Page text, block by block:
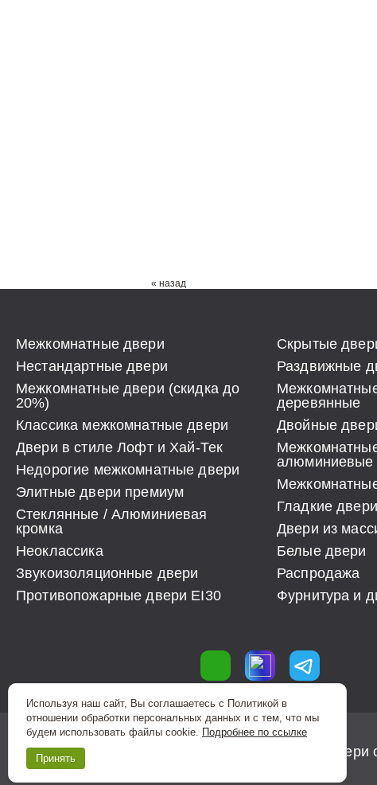
« назад
Межкомнатные двери
Нестандартные двери
Межкомнатные двери (скидка до
20%)
Классика межкомнатные двери
Двери в стиле Лофт и Хай-Тек
Недорогие межкомнатные двери
Элитные двери премиум
Стеклянные / Алюминиевая
кромка
Неоклассика
Звукоизоляционные двери
Противопожарные двери EI30
Скрытые
Раздвижные
деревянные
Двойные
алюминиевые
Гладкие двери
Двери из
Белые двери
Распродажа
Фурнитура и
© 2006-2026 Двери "Фортрез" Межкомнатные двери
Используя наш сайт, Вы соглашаетесь с Политикой в
отношении обработки персональных данных и с тем, что мы
будем использовать файлы cookie. Подробнее по ссылке
Принять